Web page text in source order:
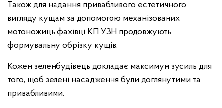
Також для надання привабливого естетичного
вигляду кущам за допомогою механізованих
мотоножиць фахівці КП УЗН продовжують
формувальну обрізку кущів.
Кожен зеленбудівець докладає максимум зусиль для
того, щоб зелені насадження були доглянутими та
привабливими.